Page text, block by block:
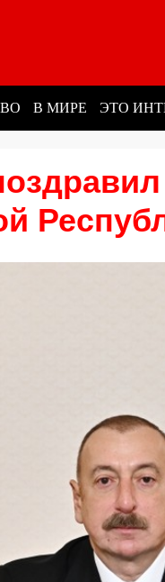
В МИРЕ ЭТО